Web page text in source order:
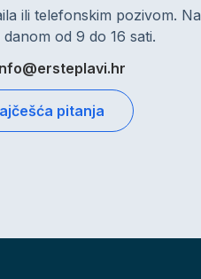
ili telefonskim pozivom. Na
od 9 do 16 sati.
pitanja